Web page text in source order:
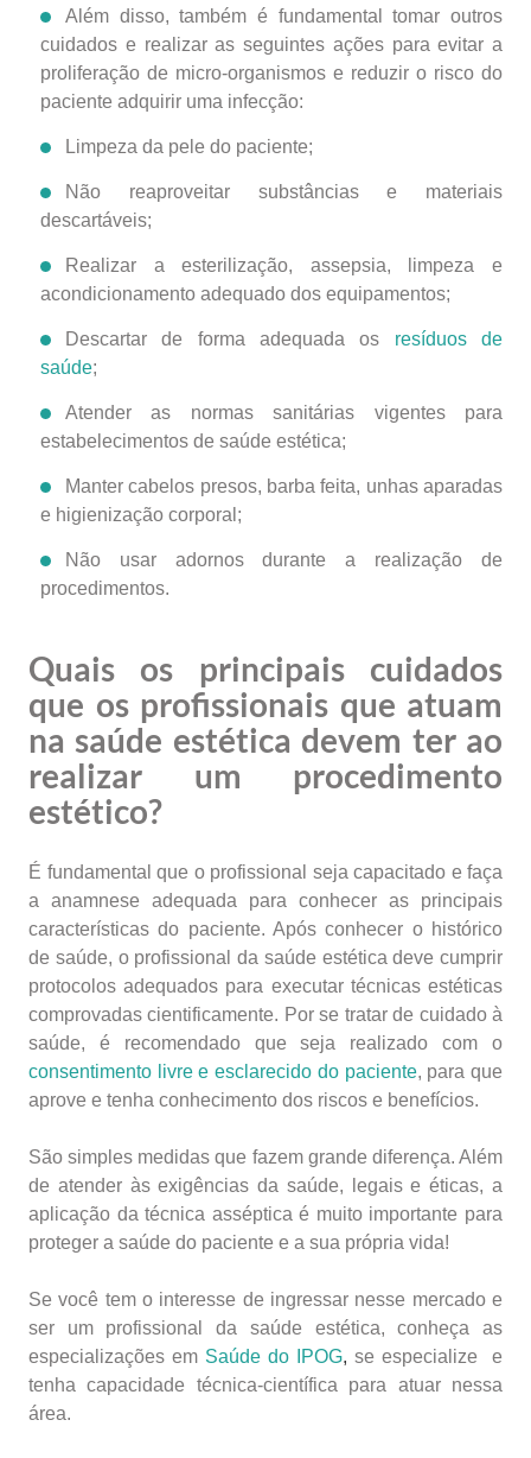
Além disso, também é fundamental tomar outros
cuidados e realizar as seguintes ações para evitar a
proliferação de micro-organismos e reduzir o risco do
paciente adquirir uma infecção:
Limpeza da pele do paciente;
Não reaproveitar substâncias e materiais
descartáveis;
Realizar a esterilização, assepsia, limpeza e
acondicionamento adequado dos equipamentos;
Descartar de forma adequada os resíduos de
saúde;
Atender as normas sanitárias vigentes para
estabelecimentos de saúde estética;
Manter cabelos presos, barba feita, unhas aparadas
e higienização corporal;
Não usar adornos durante a realização de
procedimentos.
Quais os principais cuidados
que os profissionais que atuam
na saúde estética devem ter ao
realizar um procedimento
estético?
É fundamental que o profissional seja capacitado e faça
a anamnese adequada para conhecer as principais
características do paciente. Após conhecer o histórico
de saúde, o profissional da saúde estética deve cumprir
protocolos adequados para executar técnicas estéticas
comprovadas cientificamente. Por se tratar de cuidado à
saúde, é recomendado que seja realizado com o
consentimento livre e esclarecido do paciente, para que
aprove e tenha conhecimento dos riscos e benefícios.
São simples medidas que fazem grande diferença. Além
de atender às exigências da saúde, legais e éticas, a
aplicação da técnica asséptica é muito importante para
proteger a saúde do paciente e a sua própria vida!
Se você tem o interesse de ingressar nesse mercado e
ser um profissional da saúde estética, conheça as
especializações em Saúde do IPOG, se especialize e
tenha capacidade técnica-científica para atuar nessa
área.